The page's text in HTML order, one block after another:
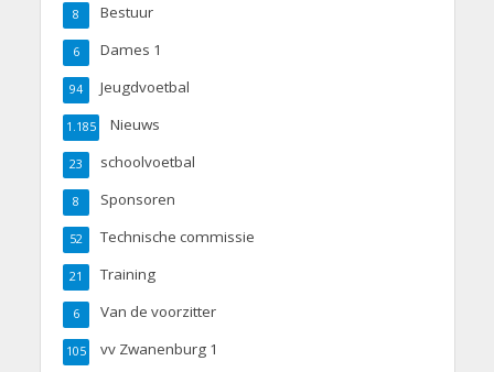
Bestuur
8
Dames 1
6
Jeugdvoetbal
94
Nieuws
1.185
schoolvoetbal
23
Sponsoren
8
Technische commissie
52
Training
21
Van de voorzitter
6
vv Zwanenburg 1
105